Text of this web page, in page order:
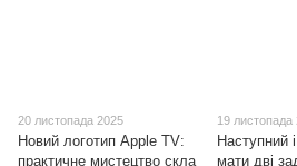
20 листопада 2025
Новий логотип Apple TV:
практичне мистецтво скла
19 листопада
Наступний
мати дві